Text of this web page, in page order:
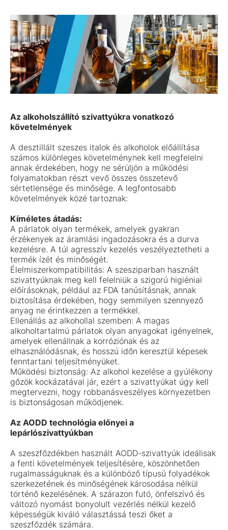
Az alkoholszállító szivattyúkra vonatkozó
követelmények
A desztillált szeszes italok és alkoholok előállítása
számos különleges követelménynek kell megfelelni
annak érdekében, hogy ne sérüljön a működési
folyamatokban részt vevő összes összetevő
sértetlensége és minősége. A legfontosabb
követelmények közé tartoznak:
Kíméletes átadás:
A párlatok olyan termékek, amelyek gyakran
érzékenyek az áramlási ingadozásokra és a durva
kezelésre. A túl agresszív kezelés veszélyeztetheti a
termék ízét és minőségét.
Élelmiszerkompatibilitás: A szesziparban használt
szivattyúknak meg kell felelniük a szigorú higiéniai
előírásoknak, például az FDA tanúsításnak, annak
biztosítása érdekében, hogy semmilyen szennyező
anyag ne érintkezzen a termékkel.
Ellenállás az alkohollal szemben: A magas
alkoholtartalmú párlatok olyan anyagokat igényelnek,
amelyek ellenállnak a korróziónak és az
elhasználódásnak, és hosszú időn keresztül képesek
fenntartani teljesítményüket.
Működési biztonság: Az alkohol kezelése a gyúlékony
gőzök kockázatával jár, ezért a szivattyúkat úgy kell
megtervezni, hogy robbanásveszélyes környezetben
is biztonságosan működjenek.
Az AODD technológia előnyei a
lepárlószivattyúkban
A szeszfőzdékben használt AODD-szivattyúk ideálisak
a fenti követelmények teljesítésére, köszönhetően
rugalmasságuknak és a különböző típusú folyadékok
szerkezetének és minőségének károsodása nélkül
történő kezelésének. A szárazon futó, önfelszívó és
változó nyomást bonyolult vezérlés nélkül kezelő
képességük kiváló választássá teszi őket a
szeszfőzdék számára.